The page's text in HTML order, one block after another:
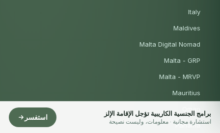
برامج الجنسية الكاريبية تؤجل الإقامة الإلز
استشارة مجانية · معلومات، وليست نصيحة
استفسر
Italy
Maldives
Malta Digital Nomad
Malta - GRP
Malta - MRVP
Mauritius
Oman
Panama